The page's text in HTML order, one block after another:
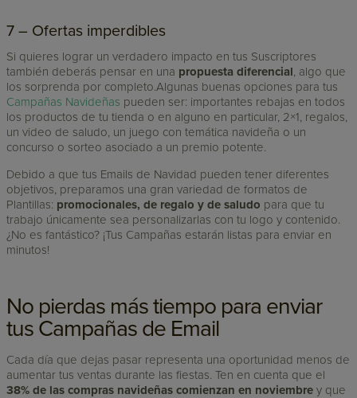
7 – Ofertas imperdibles
Si quieres lograr un verdadero impacto en tus Suscriptores
también deberás pensar en una propuesta diferencial, algo que
los sorprenda por completo.Algunas buenas opciones para tus
Campañas Navideñas pueden ser: importantes rebajas en todos
los productos de tu tienda o en alguno en particular, 2×1, regalos,
un video de saludo, un juego con temática navideña o un
concurso o sorteo asociado a un premio potente.
Debido a que tus Emails de Navidad pueden tener diferentes
objetivos, preparamos una gran variedad de formatos de
Plantillas: promocionales, de regalo y de saludo para que tu
trabajo únicamente sea personalizarlas con tu logo y contenido.
¿No es fantástico? ¡Tus Campañas estarán listas para enviar en
minutos!
No pierdas más tiempo para enviar
tus Campañas de Email
Cada día que dejas pasar representa una oportunidad menos de
aumentar tus ventas durante las fiestas. Ten en cuenta que el
38% de las compras navideñas comienzan en noviembre y que